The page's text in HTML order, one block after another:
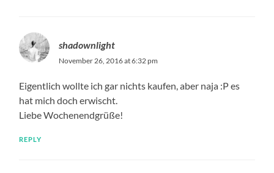
shadownlight
November 26, 2016 at 6:32 pm
Eigentlich wollte ich gar nichts kaufen, aber naja :P es
hat mich doch erwischt.
Liebe Wochenendgrüße!
REPLY